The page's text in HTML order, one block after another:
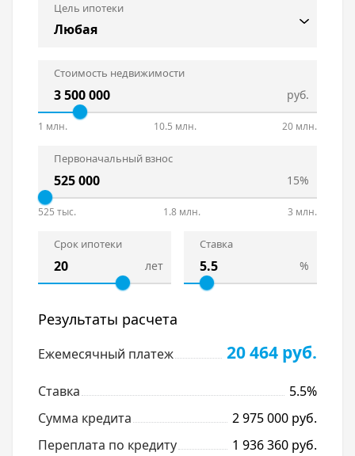
Цель ипотеки
Стоимость недвижимости
руб.
1 млн. 10.5 млн. 20 млн.
Первоначальный взнос
15%
525 тыс. 1.8 млн. 3 млн.
Срок ипотеки
лет
Ставка
%
Результаты расчета
Ежемесячный платеж 20 464 руб.
Ставка
5.5%
Сумма кредита
2 975 000 руб.
Переплата по кредиту
1 936 360 руб.